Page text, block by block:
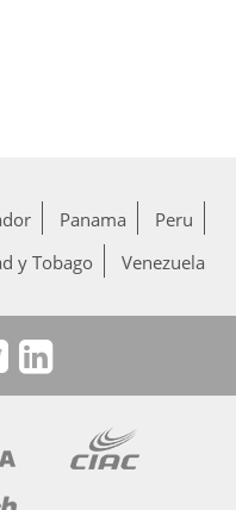
Panama
Peru
y Tobago Venezuela